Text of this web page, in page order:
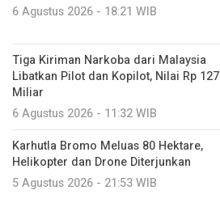
6 Agustus 2026 - 18:21 WIB
Tiga Kiriman Narkoba dari Malaysia
Libatkan Pilot dan Kopilot, Nilai Rp 127
Miliar
6 Agustus 2026 - 11:32 WIB
Karhutla Bromo Meluas 80 Hektare,
Helikopter dan Drone Diterjunkan
5 Agustus 2026 - 21:53 WIB